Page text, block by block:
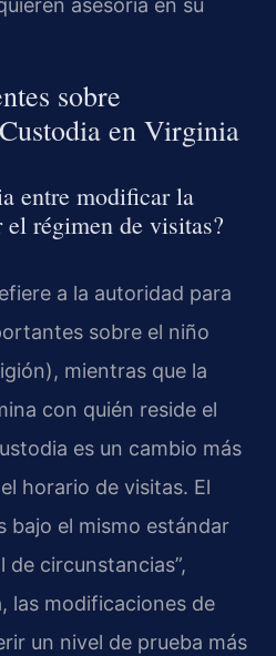
asesoría en su
sobre
en Virginia
entre modificar la
régimen de visitas?
a la autoridad para
sobre el niño
mientras que la
con quién reside el
es un cambio más
horario de visitas. El
bajo el mismo estándar
de circunstancias”,
las modificaciones de
un nivel de prueba más